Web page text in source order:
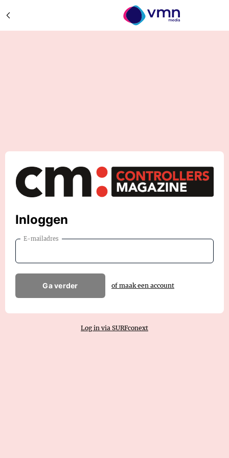
Inloggen
E-mailadres
Ga verder of maak een account
Log in via SURFconext